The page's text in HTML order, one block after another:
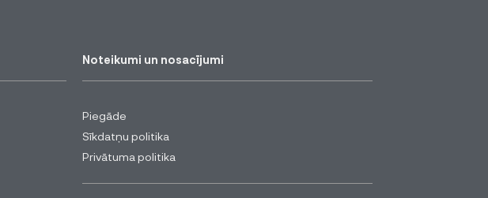
Noteikumi un nosacījumi
Piegāde
Sīkdatņu politika
Privātuma politika